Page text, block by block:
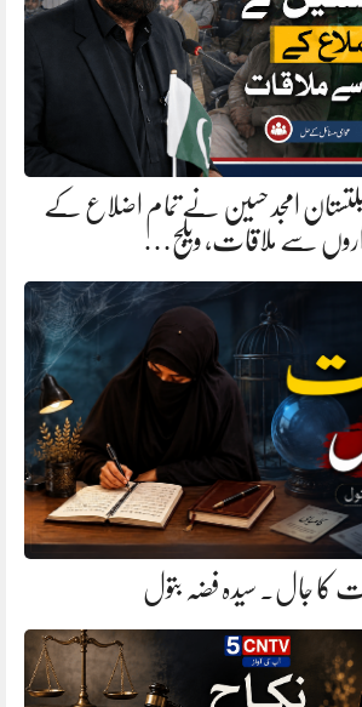
امجد حسین نے تمام اضلاع کے
سے ملاقات، ویلج…
کا جال. سیدہ فضہ بتول